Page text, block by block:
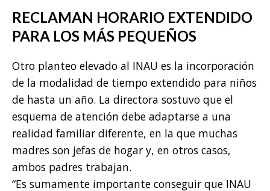
RECLAMAN HORARIO EXTENDIDO
PARA LOS MÁS PEQUEÑOS
Otro planteo elevado al INAU es la incorporación
de la modalidad de tiempo extendido para niños
de hasta un año. La directora sostuvo que el
esquema de atención debe adaptarse a una
realidad familiar diferente, en la que muchas
madres son jefas de hogar y, en otros casos,
ambos padres trabajan.
“Es sumamente importante conseguir que INAU